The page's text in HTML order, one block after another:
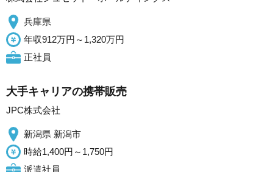
兵庫県
年収912万円～1,320万円
正社員
大手キャリアの携帯販売
JPC株式会社
新潟県 新潟市
時給1,400円～1,750円
派遣社員